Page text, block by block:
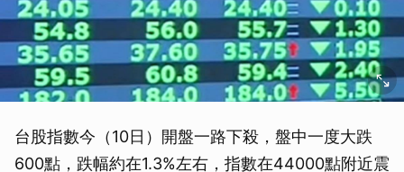
台股指數今（10日）開盤一路下殺，盤中一度大跌
600點，跌幅約在1.3%左右，指數在44000點附近震